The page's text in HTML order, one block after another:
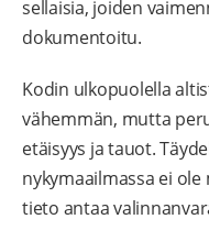
sellaisia, joiden
dokumentoitu.
Kodin ulkopuolella
vähemmän, mutta
etäisyys ja tauot.
nykymaailmassa ei
tieto antaa